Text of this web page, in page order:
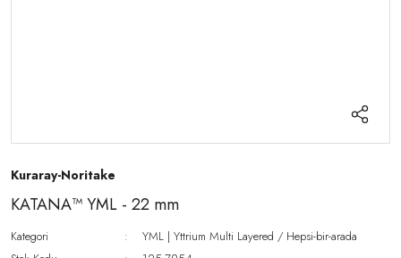
Kuraray-Noritake
KATANA™ YML - 22 mm
Kategori
YML | Yttrium Multi Layered / Hepsi-bir-arada